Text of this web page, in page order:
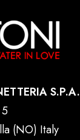
S.P.A.
(NO) Italy